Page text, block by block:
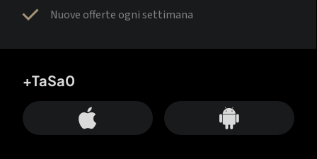
Nuove offerte ogni settimana
+TaSa0